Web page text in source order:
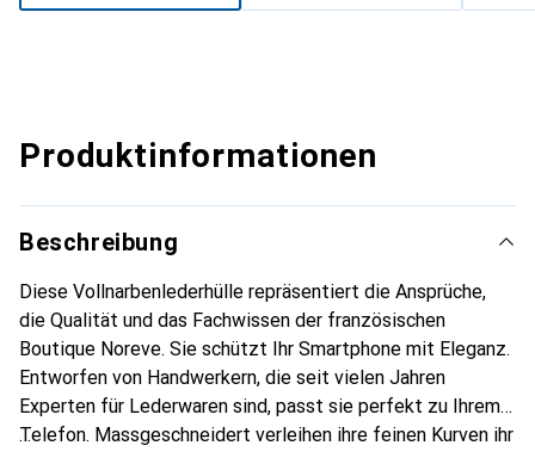
Produktinformationen
Beschreibung
Diese Vollnarbenlederhülle repräsentiert die Ansprüche,
die Qualität und das Fachwissen der französischen
Boutique Noreve. Sie schützt Ihr Smartphone mit Eleganz.
Entworfen von Handwerkern, die seit vielen Jahren
Experten für Lederwaren sind, passt sie perfekt zu Ihrem
Telefon. Massgeschneidert verleihen ihre feinen Kurven ihr